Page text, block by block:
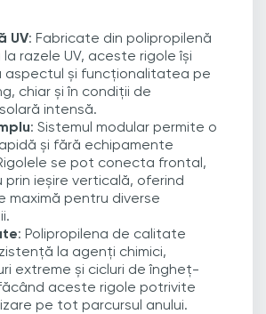
UV: Fabricate din polipropilenă
razele UV, aceste rigole își
aspectul și funcționalitatea pe
chiar și în condiții de
intensă.
: Sistemul modular permite o
și fără echipamente
se pot conecta frontal,
prin ieșire verticală, oferind
maximă pentru diverse
: Polipropilena de calitate
la agenți chimici,
extreme și cicluri de îngheț-
aceste rigole potrivite
pe tot parcursul anului.